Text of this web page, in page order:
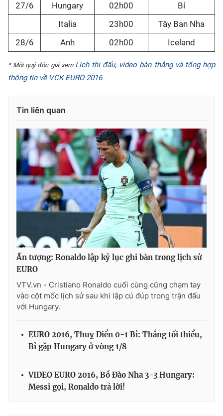
27/6
Hungary 02h00
Bỉ
Italia
23h00
Tây Ban Nha
28/6
Anh 02h00 Iceland
* ​Mời quý độc giả xem Lịch thi đấu, video bàn thắng và tổng hợp
thông tin về VCK EURO 2016.
Tin liên quan
Ấn tượng: Ronaldo lập kỷ lục ghi bàn trong lịch sử
EURO
VTV.vn - Cristiano Ronaldo cuối cùng cũng chạm tay
vào cột mốc lịch sử sau khi lập cú đúp trong trận đấu
với Hungary.
EURO 2016, Thuỵ Điển 0-1 Bỉ: Thắng tối thiểu,
Bỉ gặp Hungary ở vòng 1/8
VIDEO EURO 2016, Bồ Đào Nha 3-3 Hungary:
Messi gọi, Ronaldo trả lời!